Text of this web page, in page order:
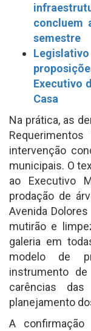
concluem
semestre
Executivo
Casa
Na prática, as
intervenção
municipais. O
ao Executivo
prodação de
Avenida
mutirão e
galeria em
modelo de
instrumento
carências
planejamento
A